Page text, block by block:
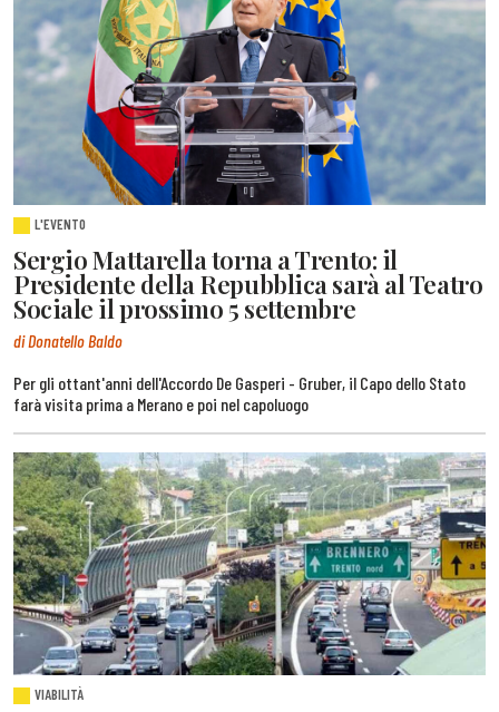
L'EVENTO
Sergio Mattarella torna a Trento: il
Presidente della Repubblica sarà al Teatro
Sociale il prossimo 5 settembre
di Donatello Baldo
Per gli ottant'anni dell'Accordo De Gasperi - Gruber, il Capo dello Stato
farà visita prima a Merano e poi nel capoluogo
VIABILITÀ